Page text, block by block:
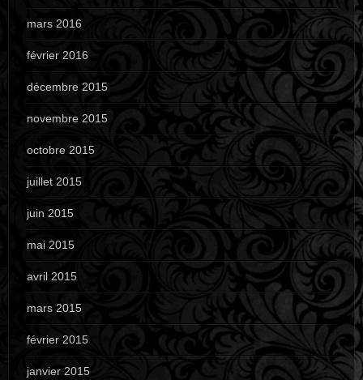
mars 2016
février 2016
décembre 2015
novembre 2015
octobre 2015
juillet 2015
juin 2015
mai 2015
avril 2015
mars 2015
février 2015
janvier 2015